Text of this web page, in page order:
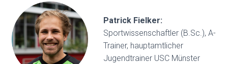
Patrick Fielker:
Sportwissenschaftler (B.Sc.), A-
Trainer, hauptamtlicher
Jugendtrainer USC Münster